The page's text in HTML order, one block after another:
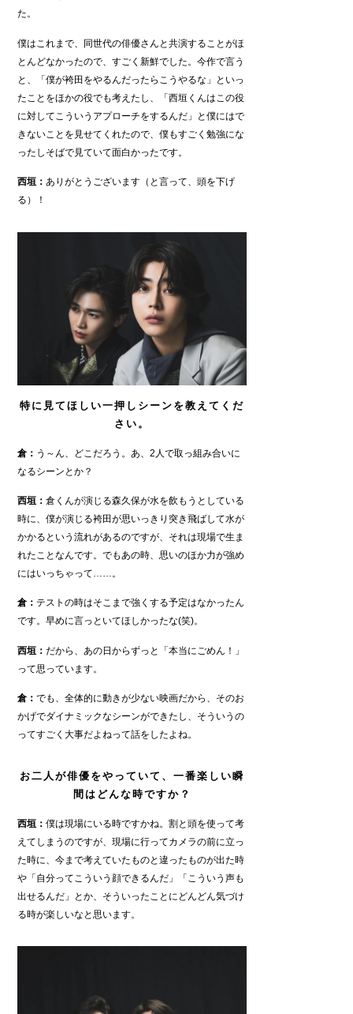
た。
僕はこれまで、同世代の俳優さんと共演することがほ
とんどなかったので、すごく新鮮でした。今作で言う
と、「僕が袴田をやるんだったらこうやるな」といっ
たことをほかの役でも考えたし、「西垣くんはこの役
に対してこういうアプローチをするんだ」と僕にはで
きないことを見せてくれたので、僕もすごく勉強にな
ったしそばで見ていて面白かったです。
西垣：ありがとうございます（と言って、頭を下げ
る）！
特に見てほしい一押しシーンを教えてくだ
さい。
倉： う～ん、どこだろう。あ、2人で取っ組み合いに
なるシーンとか？
西垣：倉くんが演じる森久保が水を飲もうとしている
時に、僕が演じる袴田が思いっきり突き飛ばして水が
かかるという流れがあるのですが、それは現場で生ま
れたことなんです。でもあの時、思いのほか力が強め
にはいっちゃって……。
倉：テストの時はそこまで強くする予定はなかったん
です。早めに言っといてほしかったな(笑)。
西垣：だから、あの日からずっと「本当にごめん！」
って思っています。
倉：でも、全体的に動きが少ない映画だから、そのお
かげでダイナミックなシーンができたし、そういうの
ってすごく大事だよねって話をしたよね。
お二人が俳優をやっていて、一番楽しい瞬
間はどんな時ですか？
西垣：僕は現場にいる時ですかね。割と頭を使って考
えてしまうのですが、現場に行ってカメラの前に立っ
た時に、今まで考えていたものと違ったものが出た時
や「自分ってこういう顔できるんだ」「こういう声も
出せるんだ」とか、そういったことにどんどん気づけ
る時が楽しいなと思います。